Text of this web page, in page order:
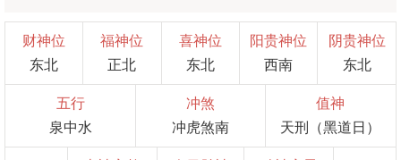
财神位
东北
福神位
正北
喜神位
东北
阳贵神位
西南
阴贵神位
东北
五行
泉中水
冲煞
冲虎煞南
值神
天刑（黑道日）